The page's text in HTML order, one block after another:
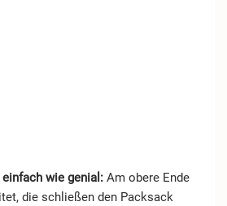
einfach wie genial: Am obere Ende
die schließen den Packsack